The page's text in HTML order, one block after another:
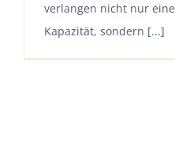
verlangen nicht nur
Kapazität, sondern [...]